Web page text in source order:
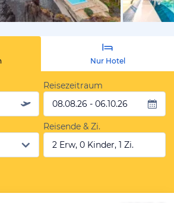
vom
Nur Hotel
Reisezeitraum
08.08.26 - 06.10.26
Reisende & Zi.
2 Erw, 0 Kinder, 1 Zi.